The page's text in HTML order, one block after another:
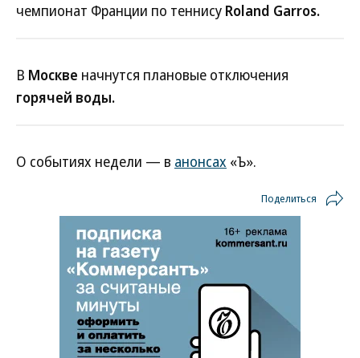
чемпионат Франции по теннису Roland Garros.
В Москве начнутся плановые отключения
горячей воды.
О событиях недели — в анонсах «Ъ».
Поделиться